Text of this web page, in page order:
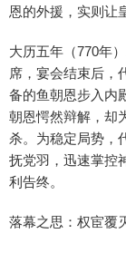
恩的外援，实则让
大历五年（770年
席，宴会结束后，
备的鱼朝恩步入内
朝恩愕然辩解，却
杀。为稳定局势，
抚党羽，迅速掌控
利告终。
落幕之思：权宦覆